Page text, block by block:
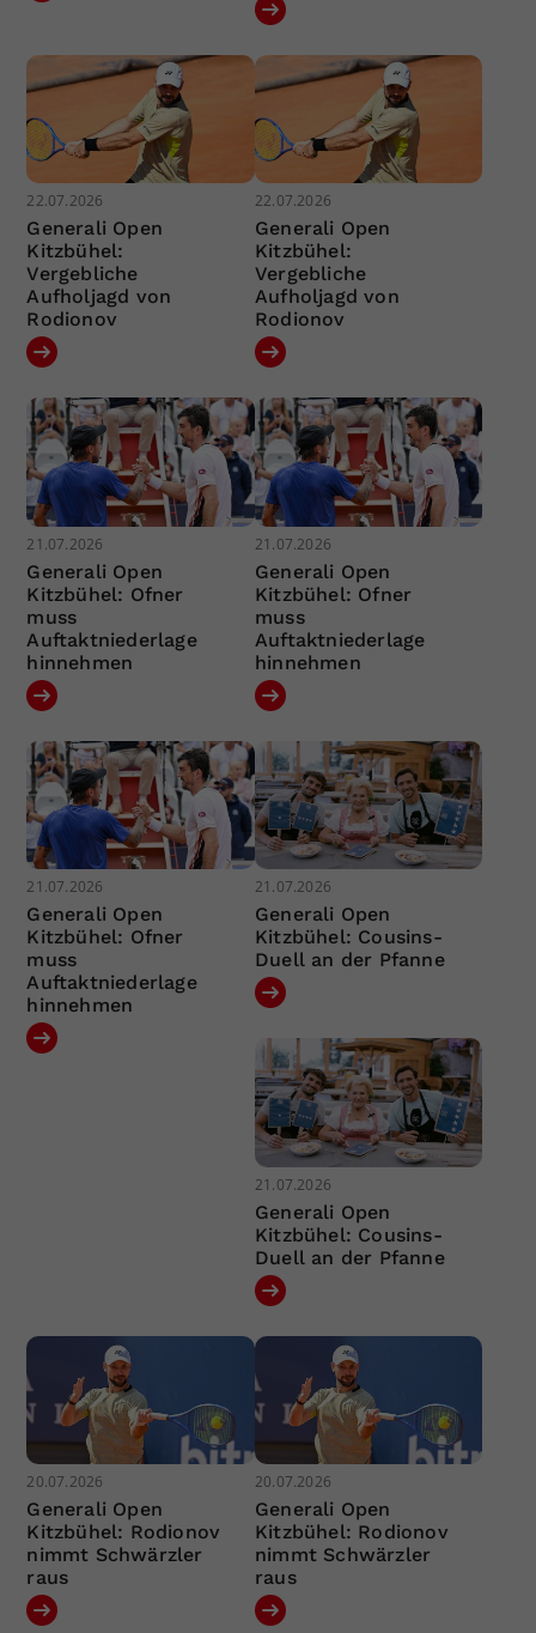
22.07.2026
Generali Open
Kitzbühel:
Vergebliche
Aufholjagd von
Rodionov
22.07.2026
Generali Open
Kitzbühel:
Vergebliche
Aufholjagd von
Rodionov
21.07.2026
Generali Open
Kitzbühel: Ofner
muss
Auftaktniederlage
hinnehmen
21.07.2026
Generali Open
Kitzbühel: Ofner
muss
Auftaktniederlage
hinnehmen
21.07.2026
Generali Open
Kitzbühel: Ofner
muss
Auftaktniederlage
hinnehmen
21.07.2026
Generali Open
Kitzbühel: Cousins-
Duell an der Pfanne
21.07.2026
Generali Open
Kitzbühel: Cousins-
Duell an der Pfanne
20.07.2026
Generali Open
Kitzbühel: Rodionov
nimmt Schwärzler
raus
20.07.2026
Generali Open
Kitzbühel: Rodionov
nimmt Schwärzler
raus